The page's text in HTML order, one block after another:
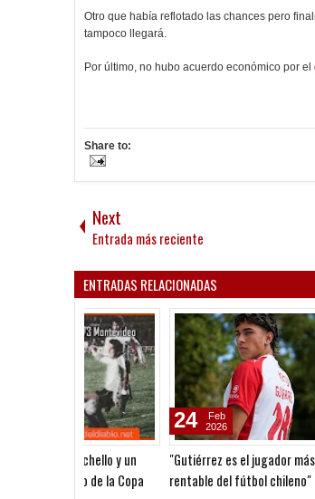
Otro que había reflotado las chances pero
tampoco llegará.
Por último, no hubo acuerdo económico por el
Share to:
Next
Entrada más reciente
ENTRADAS RELACIONADAS
Se va Galdames
21
Jan
2026
14
Jan